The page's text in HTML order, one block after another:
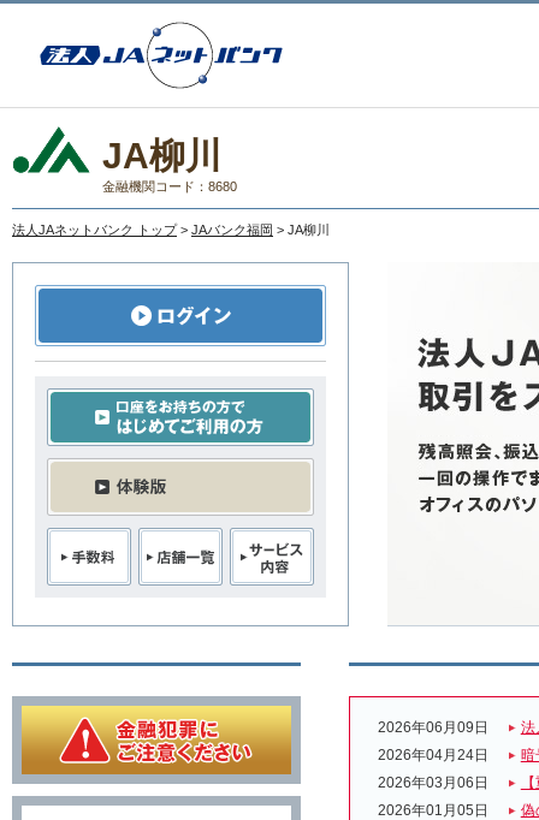
JA柳川
金融機関コード：8680
法人JAネットバンク トップ > JAバンク福岡 > JA柳川
2026年06月09日
法
2026年04月24日
暗
2026年03月06日
2026年01月05日
偽